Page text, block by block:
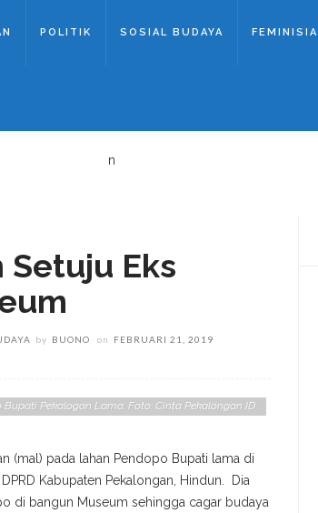
POLITIK SOSIAL BUDAYA FEMINISIA
n
Eks
by BUONO on
FEBRUARI 21, 2019
Bupati Pekalogan Lama. Foto: Cinta Pekalongan ID
(mal) pada lahan Pendopo Bupati lama di
Kabupaten Pekalongan, Hindun. Dia
di bangun Museum sehingga cagar budaya